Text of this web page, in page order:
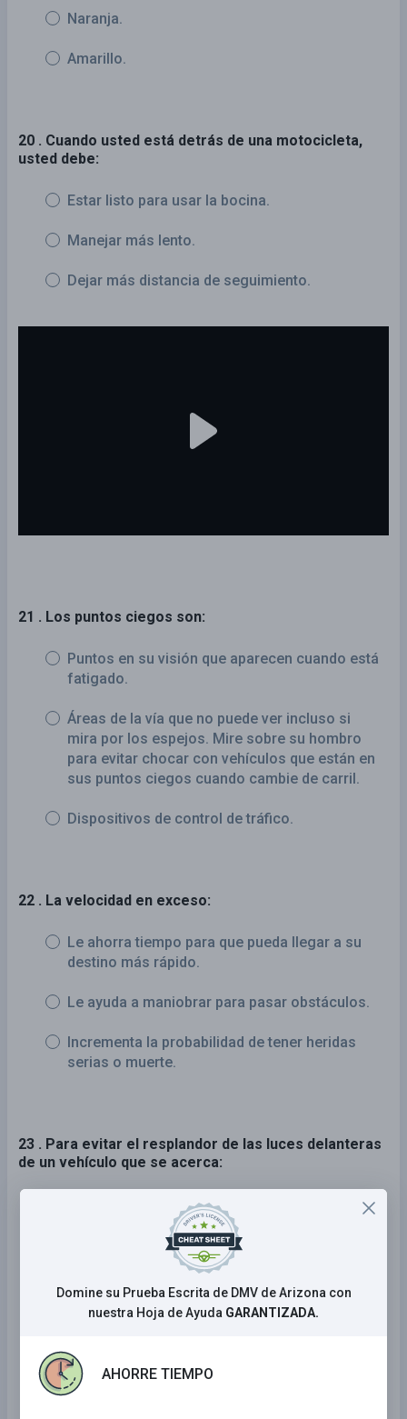
Naranja.
Amarillo.
20 . Cuando usted está detrás de una motocicleta,
usted debe:
Estar listo para usar la bocina.
Manejar más lento.
Dejar más distancia de seguimiento.
21 . Los puntos ciegos son:
Puntos en su visión que aparecen cuando está
fatigado.
Áreas de la vía que no puede ver incluso si
mira por los espejos. Mire sobre su hombro
para evitar chocar con vehículos que están en
sus puntos ciegos cuando cambie de carril.
Dispositivos de control de tráfico.
22 . La velocidad en exceso:
Le ahorra tiempo para que pueda llegar a su
destino más rápido.
Le ayuda a maniobrar para pasar obstáculos.
Incrementa la probabilidad de tener heridas
serias o muerte.
23 . Para evitar el resplandor de las luces delanteras
de un vehículo que se acerca:
Siga mirando ligeramente al costado del
Manténgase concentrado en la línea central.
Encienda y apague sus luces altas.
Domine su Prueba Escrita de DMV de Arizona con
nuestra Hoja de Ayuda GARANTIZADA.
AHORRE TIEMPO